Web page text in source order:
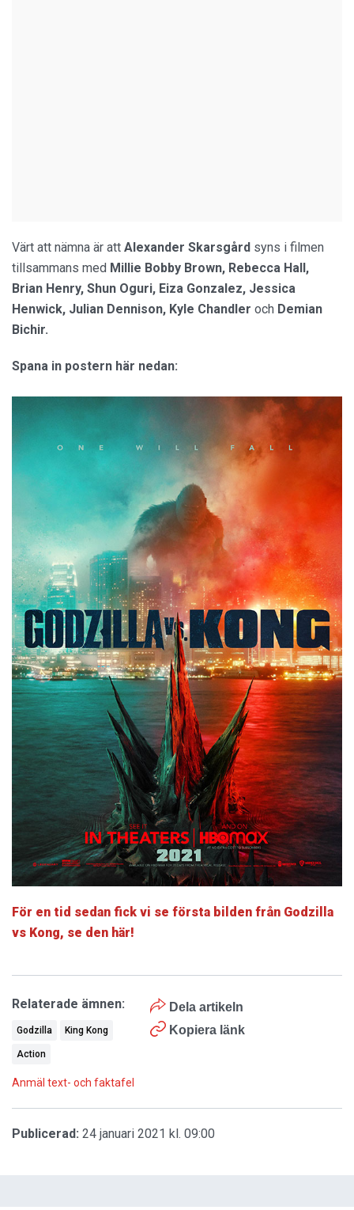
Värt att nämna är att Alexander Skarsgård syns i filmen
tillsammans med Millie Bobby Brown, Rebecca Hall,
Brian Henry, Shun Oguri, Eiza Gonzalez, Jessica
Henwick, Julian Dennison, Kyle Chandler och Demian
Bichir.
Spana in postern här nedan:
För en tid sedan fick vi se första bilden från Godzilla
vs Kong, se den här!
Dela artikeln
Kopiera länk
Relaterade ämnen:
Godzilla King Kong
Action
Anmäl text- och faktafel
Publicerad: 24 januari 2021 kl. 09:00